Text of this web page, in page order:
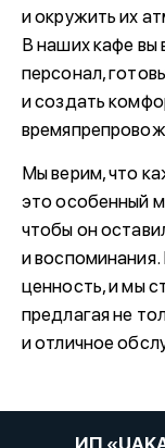
и окружить их
В наших кафе вы
персонал,
и создать
Мы верим, что
это особенный
чтобы он
и
ценность, и мы
предлагая не
и отличное
ИП